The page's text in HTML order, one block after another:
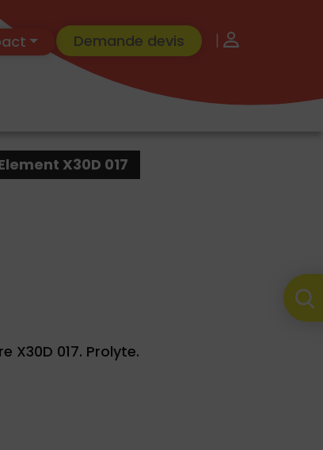
Demande devis |
X30D 017
X30D 017. Prolyte.